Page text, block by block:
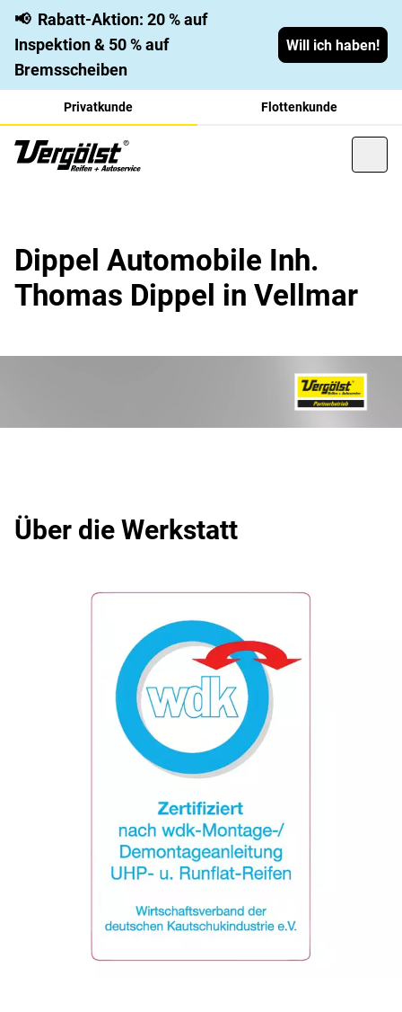
📢 Rabatt-Aktion: 20 % auf
Inspektion & 50 % auf
Bremsscheiben
Will ich haben!
Privatkunde Flottenkunde
Dippel Automobile Inh.
Thomas Dippel in Vellmar
Über die Werkstatt